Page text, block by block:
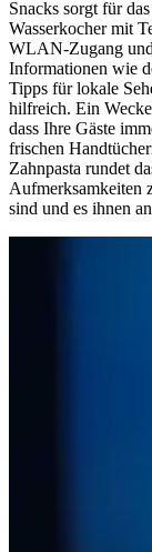
Snacks sorgt für
Wasserkocher mit
WLAN-Zugang
Informationen wie
Tipps für lokale
hilfreich. Ein
dass Ihre Gäste
frischen
Zahnpasta rundet
Aufmerksamkeiten
sind und es ihnen